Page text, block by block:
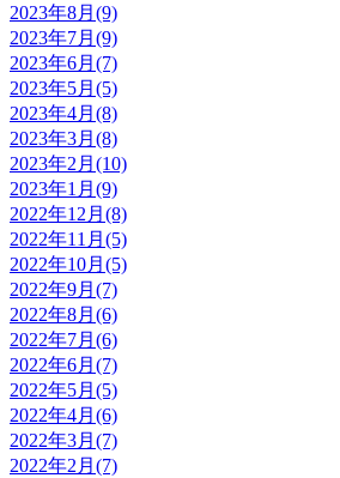
2023年8月(9)
2023年7月(9)
2023年6月(7)
2023年5月(5)
2023年4月(8)
2023年3月(8)
2023年2月(10)
2023年1月(9)
2022年12月(8)
2022年11月(5)
2022年10月(5)
2022年9月(7)
2022年8月(6)
2022年7月(6)
2022年6月(7)
2022年5月(5)
2022年4月(6)
2022年3月(7)
2022年2月(7)